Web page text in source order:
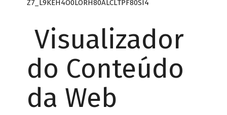
Z7_L9KEH4O0LORH80ALCLTPF80SI4
Visualizador
do Conteúdo
da Web